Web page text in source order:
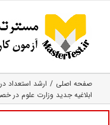
content
صفحه اصلی
ارشد استعداد
ابلاغیه جدید وزارت علوم